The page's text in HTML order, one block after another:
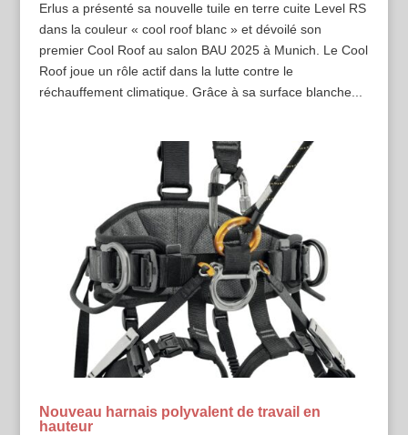
Erlus a présenté sa nouvelle tuile en terre cuite Level RS
dans la couleur « cool roof blanc » et dévoilé son
premier Cool Roof au salon BAU 2025 à Munich. Le Cool
Roof joue un rôle actif dans la lutte contre le
réchauffement climatique. Grâce à sa surface blanche...
Nouveau harnais polyvalent de travail en
hauteur